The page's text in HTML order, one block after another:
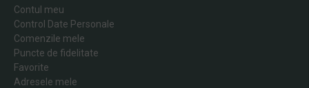
Contul meu
Control Date Personale
Comenzile mele
Puncte de fidelitate
Favorite
Adresele mele